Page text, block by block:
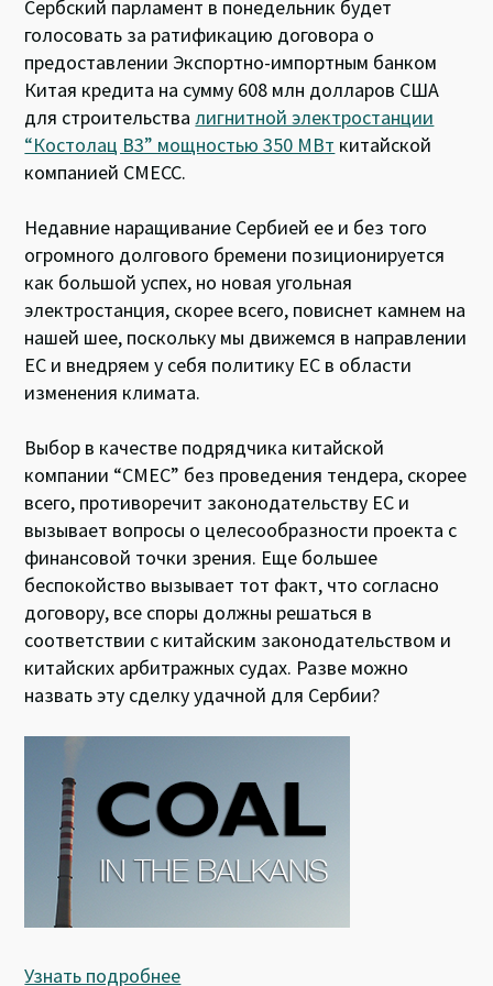
Сербский парламент в понедельник будет
голосовать за ратификацию договора о
предоставлении Экспортно-импортным банком
Китая кредита на сумму 608 млн долларов США
для строительствалигнитной электростанции
“Костолац B3” мощностью 350 МВт китайской
компанией CMECC.
Недавние наращивание Сербией ее и без того
огромного долгового бремени позиционируется
как большой успех, но новая угольная
электростанция, скорее всего, повиснет камнем на
нашей шее, поскольку мы движемся в направлении
ЕС и внедряем у себя политику ЕС в области
изменения климата.
Выбор в качестве подрядчика китайской
компании “CMEC” без проведения тендера, скорее
всего, противоречит законодательству ЕС и
вызывает вопросы о целесообразности проекта с
финансовой точки зрения. Еще большее
беспокойство вызывает тот факт, что согласно
договору, все споры должны решаться в
соответствии с китайским законодательством и
китайских арбитражных судах. Разве можно
назвать эту сделку удачной для Сербии?
Узнать подробнее